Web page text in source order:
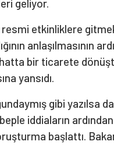
geliyor.
resmi etkinliklere
anlaşılmasının
bir ticarete
yansıdı.
gibi yazılsa
iddiaların ardından
başlattı.